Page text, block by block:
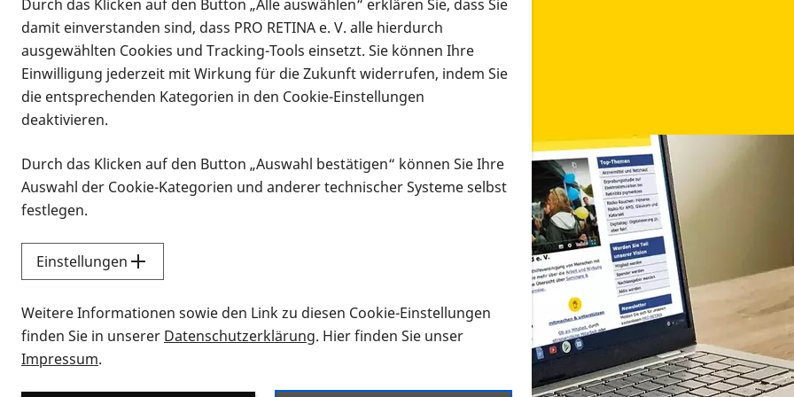
Infomaterial
Infomaterial
Vorlesen
Alle Infomaterialien in verschiedenen Formaten an
Sie möchten wissen, wie Sie nach Infonmaterial suchen und dieses bestellen bzw. herunterladen
Durch das Klicken auf den Button „Alle auswählen“ erklären Sie, dass Sie
damit einverstanden sind, dass PRO RETINA e. V. alle hierdurch
ausgewählten Cookies und Tracking-Tools einsetzt. Sie können Ihre
Einwilligung jederzeit mit Wirkung für die Zukunft widerrufen, indem Sie
die entsprechenden Kategorien in den Cookie-Einstellungen
deaktivieren.
Durch das Klicken auf den Button „Auswahl bestätigen“ können Sie Ihre
Auswahl der Cookie-Kategorien und anderer technischer Systeme selbst
festlegen.
Einstellungen
Weitere Informationen sowie den Link zu diesen Cookie-Einstellungen
finden Sie in unserer Datenschutzerklärung. Hier finden Sie unser
Impressum.